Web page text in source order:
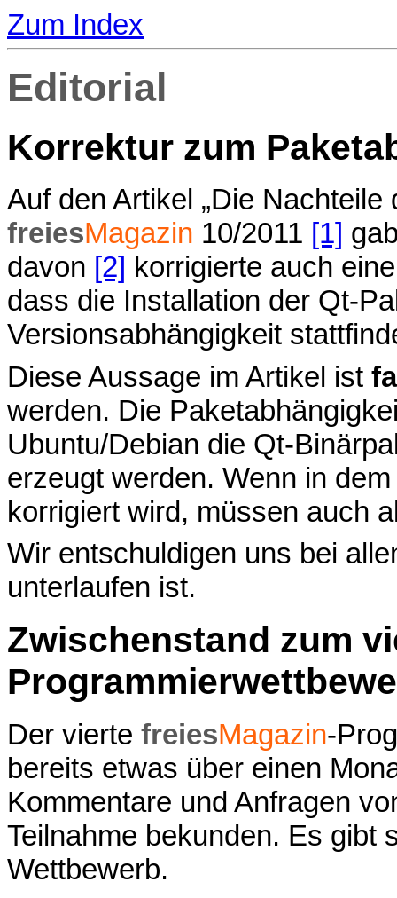
Zum Index
Editorial
Korrektur zum
Auf den Artikel „Die
freiesMagazin 10/2011 [1]
davon [2] korrigierte auch
dass die Installation der Qt-
Versionsabhängigkeit
Diese Aussage im Artikel ist
werden. Die
Ubuntu/Debian die Qt-
erzeugt werden. Wenn in
korrigiert wird, müssen auch
Wir entschuldigen uns bei
unterlaufen ist.
Zwischenstand zum
Der vierte freiesMagazin-
bereits etwas über einen
Kommentare und Anfragen
Teilnahme bekunden. Es gibt
Wettbewerb.